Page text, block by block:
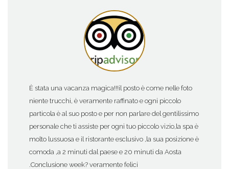
È stata una vacanza magica!!!il posto è come nelle foto
niente trucchi, è veramente raffinato e ogni piccolo
particola è al suo posto e per non parlare del gentilissimo
personale che ti assiste per ogni tuo piccolo vizio,la spa è
molto lussuosa e il ristorante esclusivo ,la sua posizione è
comoda ,a 2 minuti dal paese e 20 minuti da Aosta
.Conclusione week? veramente felici